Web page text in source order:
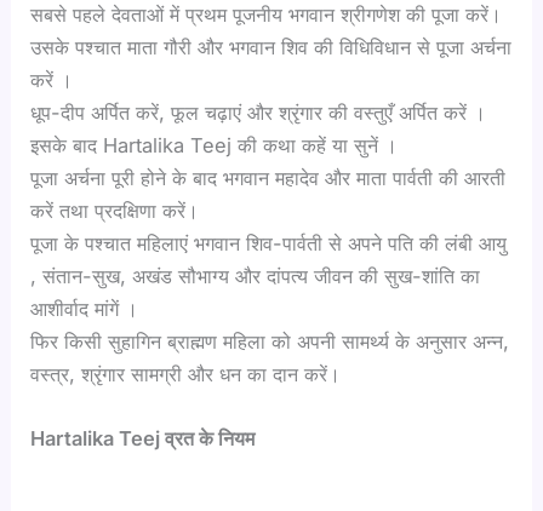
सबसे पहले देवताओं में प्रथम पूजनीय भगवान श्रीगणेश की पूजा करें।
उसके पश्चात माता गौरी और भगवान शिव की विधिविधान से पूजा अर्चना
करें ।
धूप-दीप अर्पित करें, फूल चढ़ाएं और श्रृंगार की वस्तुएँ अर्पित करें ।
इसके बाद Hartalika Teej की कथा कहें या सुनें ।
पूजा अर्चना पूरी होने के बाद भगवान महादेव और माता पार्वती की आरती
करें तथा प्रदक्षिणा करें।
पूजा के पश्चात महिलाएं भगवान शिव-पार्वती से अपने पति की लंबी आयु
, संतान-सुख, अखंड सौभाग्य और दांपत्य जीवन की सुख-शांति का
आशीर्वाद मांगें ।
फिर किसी सुहागिन ब्राह्मण महिला को अपनी सामर्थ्य के अनुसार अन्न,
वस्त्र, श्रृंगार सामग्री और धन का दान करें।
Hartalika Teej व्रत के नियम